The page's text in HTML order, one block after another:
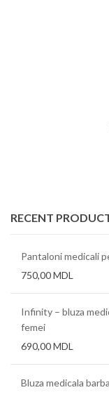
RECENT
Pantaloni medicali
750,00MDL
Infinity – bluza
femei
690,00MDL
Bluza medicala